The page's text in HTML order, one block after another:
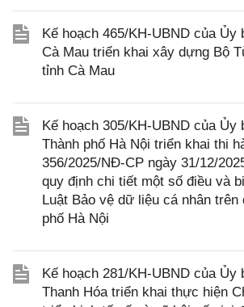
Kế hoạch 465/KH-UBND của Ủy
Cà Mau triển khai xây dựng Bộ
tỉnh Cà Mau
Kế hoạch 305/KH-UBND của Ủy
Thành phố Hà Nội triển khai thi
356/2025/NĐ-CP ngày 31/12/
quy định chi tiết một số điều và
Luật Bảo vệ dữ liệu cá nhân trên
phố Hà Nội
Kế hoạch 281/KH-UBND của Ủy
Thanh Hóa triển khai thực hiện